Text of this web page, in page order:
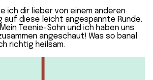
ich dir lieber von einem anderen
auf diese leicht angespannte Runde.
Teenie-Sohn und ich haben uns
angeschaut! Was so banal
richtig heilsam.